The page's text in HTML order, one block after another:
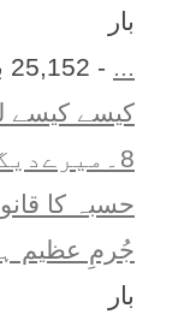
بار
- 25,152 بار
کیسے کیسے
8۔میرےدیگرمضامین
حسبہ کا
جُرمِ عظیم
بار